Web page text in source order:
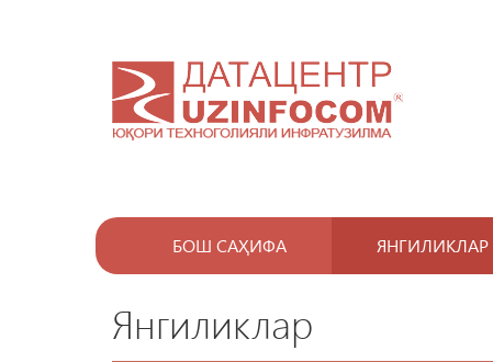
БОШ САҲИФА ЯНГИЛИКЛАР
Янгиликлар